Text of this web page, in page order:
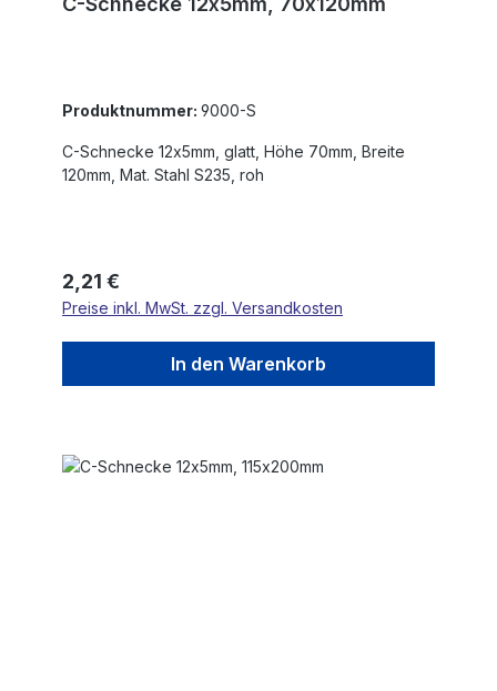
Produktnummer: 9000-S
C-Schnecke 12x5mm, glatt, Höhe 70mm, Breite
120mm, Mat. Stahl S235, roh
Regulärer Preis:
2,21 €
Preise inkl. MwSt. zzgl. Versandkosten
In den Warenkorb